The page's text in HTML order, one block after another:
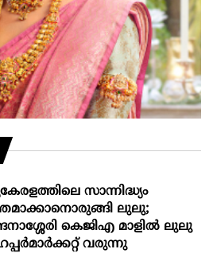
സാന്നിദ്ധ്യം
ലുലു;
കെജിഎ മാളിൽ ലുലു
വരുന്നു